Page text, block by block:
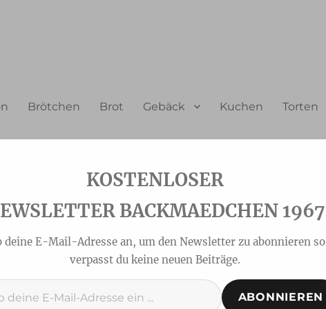
Brötchen Brot Gebäck Kuchen Torten
BACKMAEDCHEN 1967
deine E-Mail-Adresse an, um den Newsletter zu abonnieren so
verpasst du keine neuen Beiträge.
ABONNIEREN